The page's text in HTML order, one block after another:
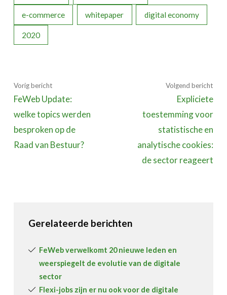
e-commerce whitepaper digital economy
2020
Vorig bericht
FeWeb Update:
welke topics werden
besproken op de
Raad van Bestuur?
Volgend bericht
Expliciete
toestemming voor
statistische en
analytische cookies:
de sector reageert
Gerelateerde berichten
FeWeb verwelkomt 20 nieuwe leden en
weerspiegelt de evolutie van de digitale
sector
Flexi-jobs zijn er nu ook voor de digitale